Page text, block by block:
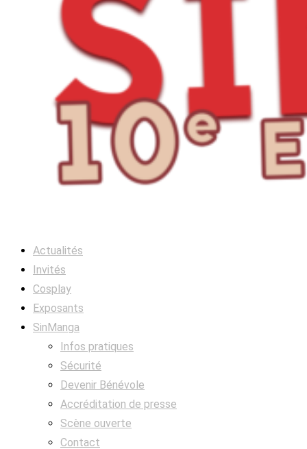
Actualités
Invités
Cosplay
Exposants
SinManga
Infos pratiques
Sécurité
Devenir Bénévole
Accréditation de presse
Scène ouverte
Contact